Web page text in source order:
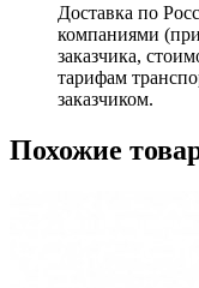
Доставка по
компаниями
заказчика,
тарифам
заказчиком.
Похожие